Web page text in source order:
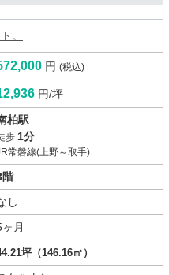
。
円 (税込)
円/坪
柏駅
歩 1分
常磐線(上野～取手)
階
し
月
坪（146.16㎡）